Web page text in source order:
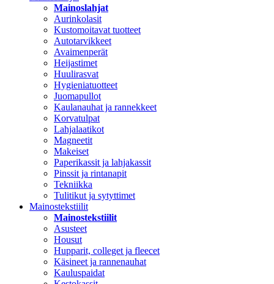
Mainoslahjat
Aurinkolasit
Kustomoitavat tuotteet
Autotarvikkeet
Avaimenperät
Heijastimet
Huulirasvat
Hygieniatuotteet
Juomapullot
Kaulanauhat ja rannekkeet
Korvatulpat
Lahjalaatikot
Magneetit
Makeiset
Paperikassit ja lahjakassit
Pinssit ja rintanapit
Tekniikka
Tulitikut ja sytyttimet
Mainostekstiilit
Mainostekstiilit
Asusteet
Housut
Hupparit, colleget ja fleecet
Käsineet ja rannenauhat
Kauluspaidat